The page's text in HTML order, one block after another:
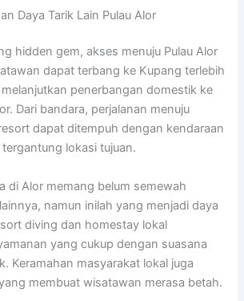
Daya Tarik Lain Pulau Alor
hidden gem, akses menuju Pulau Alor
dapat terbang ke Kupang terlebih
penerbangan domestik ke
Dari bandara, perjalanan menuju
dapat ditempuh dengan kendaraan
lokasi tujuan.
di Alor memang belum semewah
namun inilah yang menjadi daya
diving dan homestay lokal
yang cukup dengan suasana
Keramahan masyarakat lokal juga
membuat wisatawan merasa betah.